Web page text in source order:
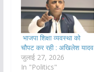
भाजपा शिक्षा व्यवस्था को
चौपट कर रही : अखिलेश यादव
जुलाई 27, 2026
In "Politics"